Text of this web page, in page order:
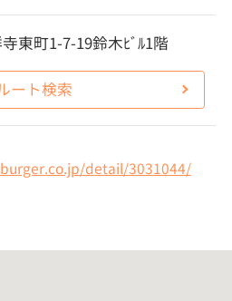
東町1-7-19鈴木ﾋﾞﾙ1階
ート検索
detail/3031044/